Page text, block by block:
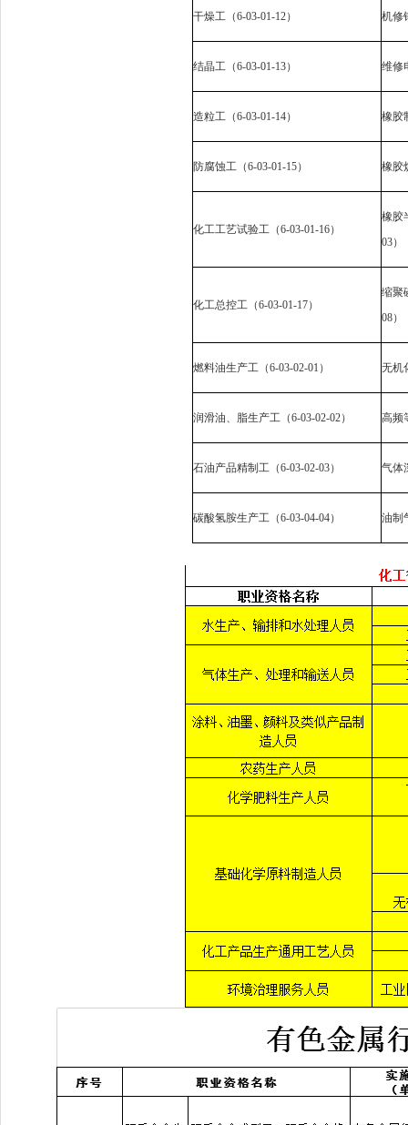
干燥工（6-03-01-12） 机修
结晶工（6-03-01-13） 维修
造粒工（6-03-01-14） 橡胶
防腐蚀工（6-03-01-15） 橡胶
化工工艺试验工（6-03-01-16）
橡胶
03）
化工总控工（6-03-01-17）
缩聚
08）
燃料油生产工（6-03-02-01 ） 无机
润滑油、脂生产工（6-03-02-02） 高频
石油产品精制工（6-03-02-03） 气体
碳酸氢胺生产工（6-03-04-04） 油制